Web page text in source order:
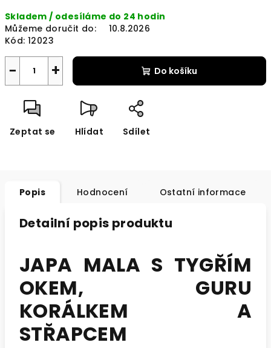
cena:
Skladem / odesíláme do 24 hodin
Můžeme doručit do:
10.8.2026
Kód: 12023
+
− Do košíku
Zeptat se Hlídat Sdílet
Popis Hodnocení Ostatní informace
Detailní popis produktu
JAPA MALA S TYGŘÍM
OKEM, GURU
KORÁLKEM A
STŘAPCEM